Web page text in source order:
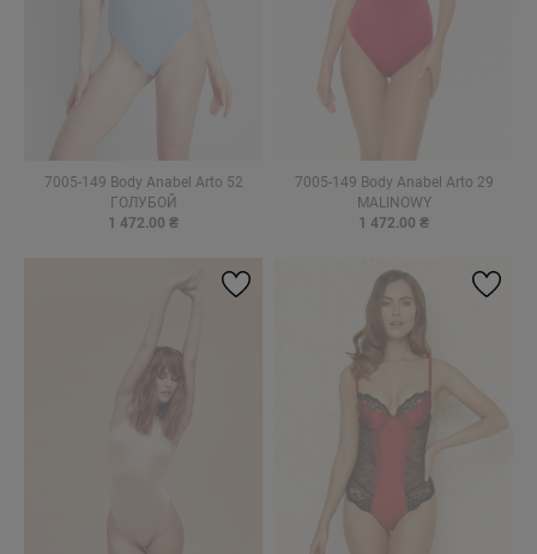
7005-149 Body Anabel Arto 52
ГОЛУБОЙ
1 472.00 ₴
7005-149 Body Anabel Arto 29
MALINOWY
1 472.00 ₴